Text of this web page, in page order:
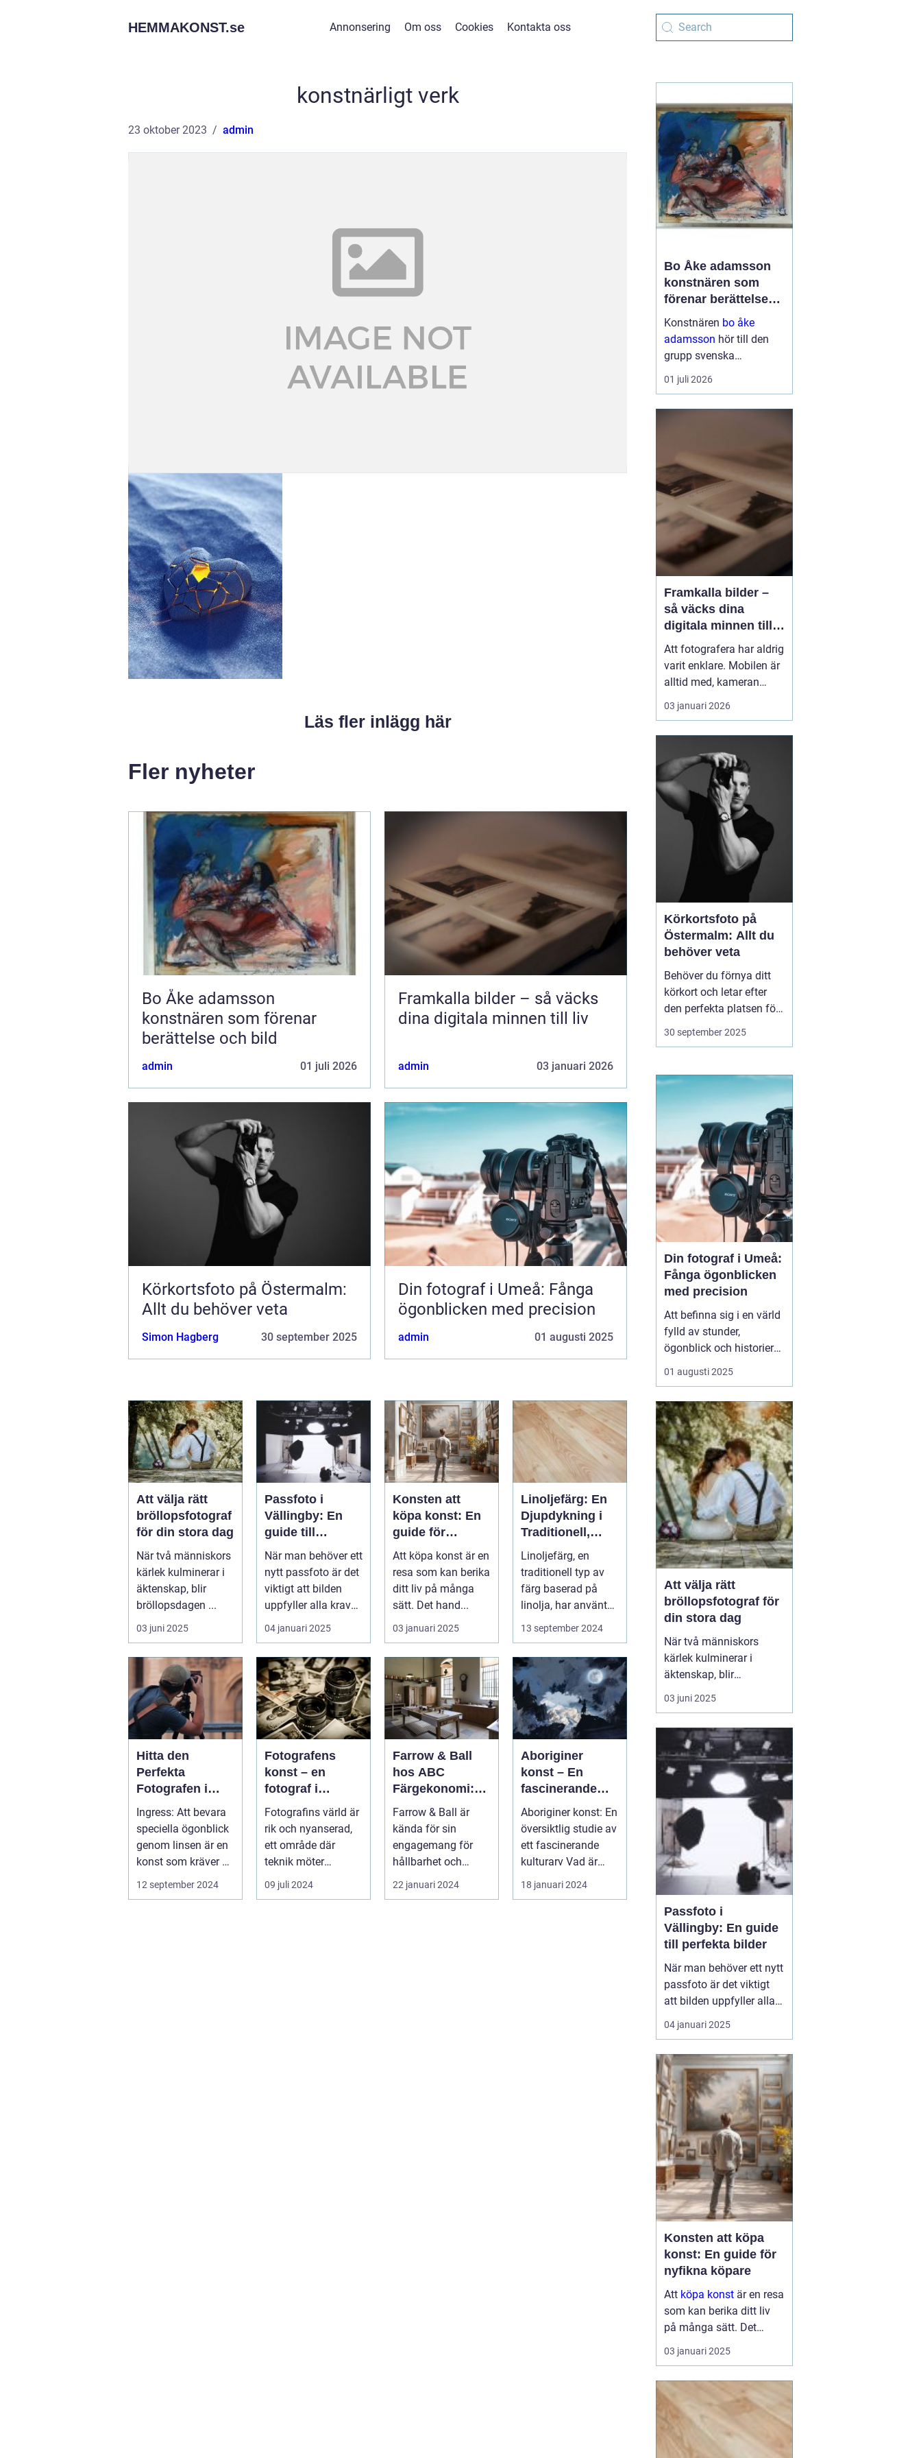
HEMMAKONST.se Annonsering Om oss Cookies Kontakta oss
konstnärligt verk
23 oktober 2023 admin
Läs fler inlägg här
Fler nyheter
Bo Åke adamsson
konstnären som förenar
berättelse och bild
admin 01 juli 2026
Framkalla bilder – så väcks
dina digitala minnen till liv
admin 03 januari 2026
Körkortsfoto på Östermalm:
Allt du behöver veta
Simon Hagberg 30 september 2025
Din fotograf i Umeå: Fånga
ögonblicken med precision
admin 01 augusti 2025
Att välja rätt
bröllopsfotograf
för din stora dag
När två människors
kärlek kulminerar i
äktenskap, blir
bröllopsdagen ...
03 juni 2025
Passfoto i
Vällingby: En
guide till
perfekta bilder
När man behöver ett
nytt passfoto är det
viktigt att bilden
uppfyller alla krav
och s...
04 januari 2025
Konsten att
köpa konst: En
guide för
nyfikna köpare
Att köpa konst är en
resa som kan berika
ditt liv på många
sätt. Det hand...
03 januari 2025
Linoljefärg: En
Djupdykning i
Traditionell,
Naturlig och
Hållbar
Målarfärg
Linoljefärg, en
traditionell typ av
färg baserad på
linolja, har använts i
13 september 2024
Hitta den
Perfekta
Fotografen i
Stockholm
Ingress: Att bevara
speciella ögonblick
genom linsen är en
konst som kräver ett
12 september 2024
Fotografens
konst – en
fotograf i
Linköping gör
mer än att bara
trycka på en
knapp
Fotografins värld är
rik och nyanserad,
ett område där
teknik möter
konstn...
09 juli 2024
Farrow & Ball
hos ABC
Färgekonomi:
vackra kulörer
och
miljömedvetenh
et
Farrow & Ball är
kända för sin
engagemang för
hållbarhet och
miljö...
22 januari 2024
Aboriginer
konst – En
fascinerande
resa in i det
australiska
aboriginska
kulturarvet
Aboriginer konst: En
översiktlig studie av
ett fascinerande
kulturarv Vad är
aboriginer konst
och ...
18 januari 2024
Bo Åke adamsson
konstnären som
förenar berättelse
och bild
Konstnären bo åke
adamsson hör till den
grupp svenska
bildskapare som tyst
men konsekvent har
seriösa gallerier och
webbutiker, och det är
ingen slump. Ad...
01 juli 2026
Framkalla bilder –
så väcks dina
digitala minnen till
liv
Att fotografera har aldrig
varit enklare. Mobilen är
alltid med, kameran
fångar allt på några
sekunder och
många av våra
viktigaste stunder
gömda i map...
03 januari 2026
Körkortsfoto på
Östermalm: Allt du
behöver veta
Behöver du förnya ditt
körkort och letar efter
den perfekta platsen för
att ta ditt körkortsfoto?
Då befinner du dig i rätt
Östermalm erbjuder
många alternativ för att
få en ...
30 september 2025
Din fotograf i Umeå:
Fånga ögonblicken
med precision
Att befinna sig i en värld
fylld av stunder,
ögonblick och historier
kan verkligen vara
magiskt, särskilt när
fotografins lins. I Umeå
finns det otaliga tillfällen
som är värda att f&o...
01 augusti 2025
Att välja rätt
bröllopsfotograf för
din stora dag
När två människors
kärlek kulminerar i
äktenskap, blir
bröllopsdagen en av de
mest minnesvärda och
deras liv. Varje par
önskar att bevara dessa
ögonblick för att åte...
03 juni 2025
Passfoto i
Vällingby: En guide
till perfekta bilder
När man behöver ett nytt
passfoto är det viktigt
att bilden uppfyller alla
krav och standarder, och
det kan kännas
många. I Vällingby finns
det flera alternativ för att
ta ett pass...
04 januari 2025
Konsten att köpa
konst: En guide för
nyfikna köpare
Att köpa konst är en resa
som kan berika ditt liv
på många sätt. Det
handlar om mer än att
bara hänga en tavla på
källa till inspirati...
03 januari 2025